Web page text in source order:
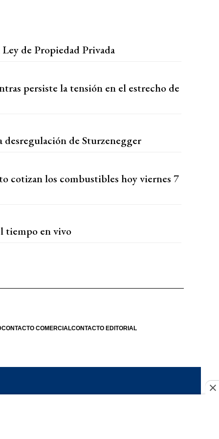
de Propiedad Privada
persiste la tensión en el estrecho de
de Sturzenegger
cotizan los combustibles hoy viernes 7
tiempo en vivo
CONTACTO COMERCIALCONTACTO EDITORIAL